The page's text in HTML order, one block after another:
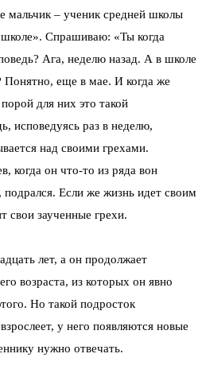
мальчик – ученик средней школы
школе». Спрашиваю: «Ты когда
Ага, неделю назад. А в школе
Понятно, еще в мае. И когда же
для них это такой
исповедуясь раз в неделю,
над своими грехами.
когда он что-то из ряда вон
Если же жизнь идет своим
свои заученные грехи.
лет, а он продолжает
возраста, из которых он явно
Но такой подросток
у него появляются новые
нужно отвечать.